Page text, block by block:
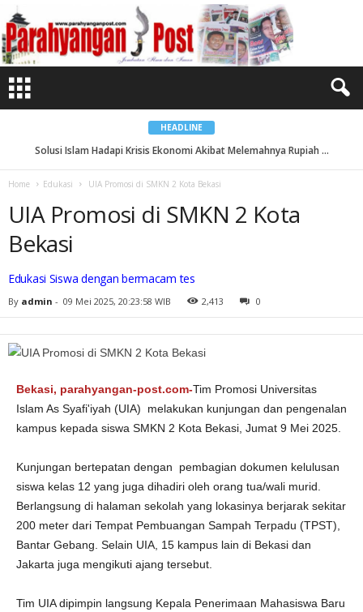
A
P
r
o
N
HEADLINE
Solusi Islam Hadapi Krisis Ekonomi Akibat Melemahnya Rupiah ...
Indeks Kepuasan Haji Capai Rekor Teringgi...
Home Edukasi UIA Promosi di SMKN 2 Kota Bekasi
UIA Promosi di SMKN 2 Kota
Bekasi
Edukasi Siswa dengan bermacam tes
By admin - 09 Mei 2025, 20:23:58 WIB 2,413 0
Bekasi, parahyangan-post.com-Tim Promosi Universitas
Islam As Syafi'iyah (UIA) melakukan kunjungan dan pengenalan
kampus kepada siswa SMKN 2 Kota Bekasi, Jumat 9 Mei 2025.
Kunjungan bertepatan dengan pembagian dokumen kelulusan
siswa kelas 12 yang juga dihadiri oleh orang tua/wali murid.
Berlangsung di halaman sekolah yang lokasinya berjarak sekitar
200 meter dari Tempat Pembuangan Sampah Terpadu (TPST),
Bantar Gebang. Selain UIA, 15 kampus lain di Bekasi dan
Jakarta juga mengikuti ajang tersebut.
Tim UIA dipimpin langsung Kepala Penerimaan Mahasiswa Baru